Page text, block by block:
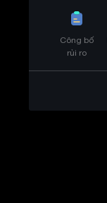
Công bố
rủi ro